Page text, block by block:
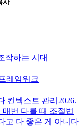
사
작하는 시대
레임워크
컨텍스트 관리 2026.
매번 다를 때 조절법
고 다 좋은 게 아니다